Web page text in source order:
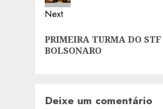
Next
post:
PRIMEIRA TURMA DO
BOLSONARO
Deixe um comentário